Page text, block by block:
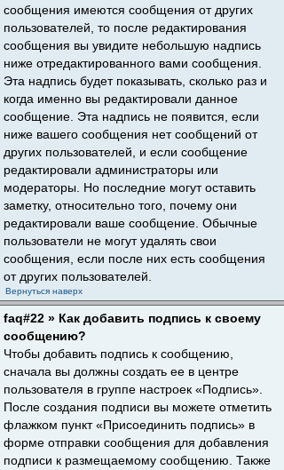
сообщения имеются сообщения от других
пользователей, то после редактирования
сообщения вы увидите небольшую надпись
ниже отредактированного вами сообщения.
Эта надпись будет показывать, сколько раз и
когда именно вы редактировали данное
сообщение. Эта надпись не появится, если
ниже вашего сообщения нет сообщений от
других пользователей, и если сообщение
редактировали администраторы или
модераторы. Но последние могут оставить
заметку, относительно того, почему они
редактировали ваше сообщение. Обычные
пользователи не могут удалять свои
сообщения, если после них есть сообщения
от других пользователей.
Вернуться наверх
faq#22 » Как добавить подпись к своему
сообщению?
Чтобы добавить подпись к сообщению,
сначала вы должны создать ее в центре
пользователя в группе настроек «Подпись».
После создания подписи вы можете отметить
флажком пункт «Присоединить подпись» в
форме отправки сообщения для добавления
подписи к размещаемому сообщению. Также